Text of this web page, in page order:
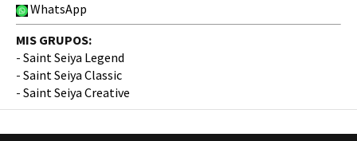
WhatsApp
MIS GRUPOS:
- Saint Seiya Legend
- Saint Seiya Classic
- Saint Seiya Creative